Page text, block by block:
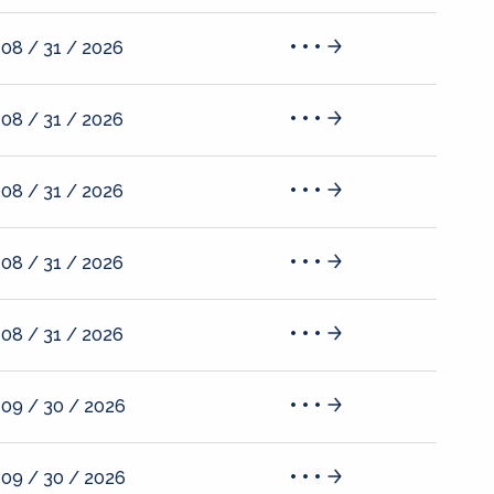
08 / 31 / 2026
08 / 31 / 2026
08 / 31 / 2026
08 / 31 / 2026
08 / 31 / 2026
09 / 30 / 2026
09 / 30 / 2026